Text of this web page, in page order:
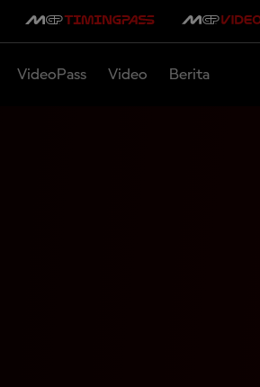
VideoPass Video Berita